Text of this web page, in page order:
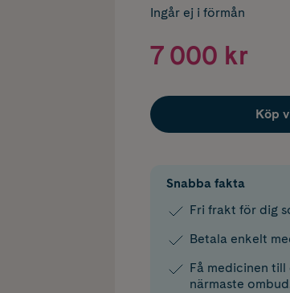
Ingår ej i förmån
7 000 kr
Köp
Snabba fakta
Fri frakt för dig
Betala enkelt
Få medicinen
närmaste